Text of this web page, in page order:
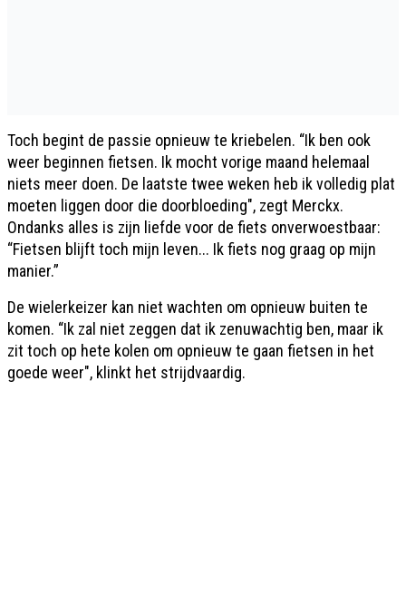
Toch begint de passie opnieuw te kriebelen. “Ik ben ook
weer beginnen fietsen. Ik mocht vorige maand helemaal
niets meer doen. De laatste twee weken heb ik volledig plat
moeten liggen door die doorbloeding", zegt Merckx.
Ondanks alles is zijn liefde voor de fiets onverwoestbaar:
“Fietsen blijft toch mijn leven... Ik fiets nog graag op mijn
manier.”
De wielerkeizer kan niet wachten om opnieuw buiten te
komen. “Ik zal niet zeggen dat ik zenuwachtig ben, maar ik
zit toch op hete kolen om opnieuw te gaan fietsen in het
goede weer", klinkt het strijdvaardig.